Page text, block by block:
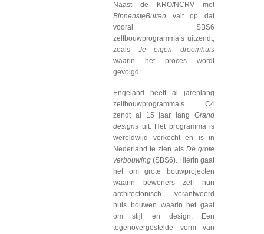
Naast de KRO/NCRV met
BinnensteBuiten valt op dat
vooral SBS6
zelfbouwprogramma’s uitzendt,
zoals Je eigen droomhuis
waarin het proces wordt
gevolgd.
Engeland heeft al jarenlang
zelfbouwprogramma’s. C4
zendt al 15 jaar lang Grand
designs uit. Het programma is
wereldwijd verkocht en is in
Nederland te zien als De grote
verbouwing (SBS6). Hierin gaat
het om grote bouwprojecten
waarin bewoners zelf hun
architectonisch verantwoord
huis bouwen waarin het gaat
om stijl en design. Een
tegenovergestelde vorm van